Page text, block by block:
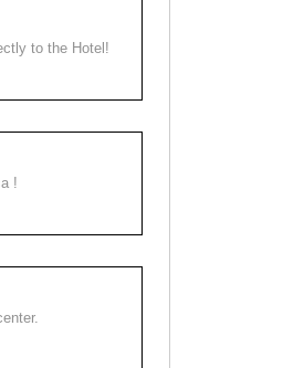
to the Hotel!
!